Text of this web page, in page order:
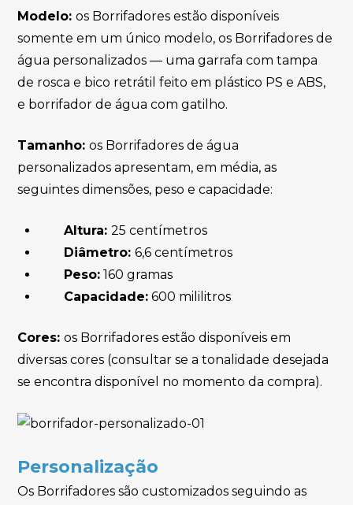
Modelo:os Borrifadores estão disponíveis
somente em um único modelo, os Borrifadores de
água personalizados — uma garrafa com tampa
de rosca e bico retrátil feito em plástico PS e ABS,
e borrifador de água com gatilho.
Tamanho:os Borrifadores de água
personalizados apresentam, em média, as
seguintes dimensões, peso e capacidade:
Altura: 25 centímetros
Diâmetro: 6,6 centímetros
Peso:160 gramas
Capacidade:600 mililitros
Cores:os Borrifadores estão disponíveis em
diversas cores (consultar se a tonalidade desejada
se encontra disponível no momento da compra).
Personalização
Os Borrifadores são customizados seguindo as